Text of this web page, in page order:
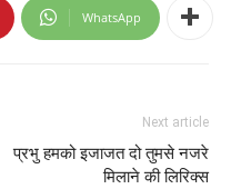
WhatsApp
Next article
प्रभु हमको इजाजत दो तुमसे नजरे
मिलाने की लिरिक्स